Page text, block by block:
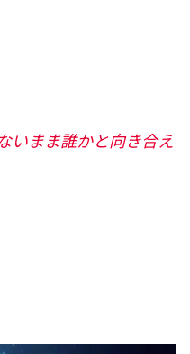
いまま誰かと向き合え